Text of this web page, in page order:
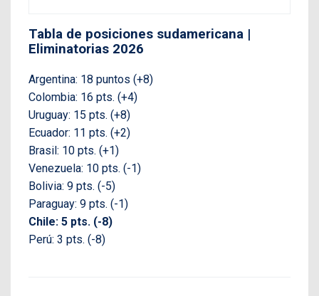
Tabla de posiciones sudamericana |
Eliminatorias 2026
Argentina: 18 puntos (+8)
Colombia: 16 pts. (+4)
Uruguay: 15 pts. (+8)
Ecuador: 11 pts. (+2)
Brasil: 10 pts. (+1)
Venezuela: 10 pts. (-1)
Bolivia: 9 pts. (-5)
Paraguay: 9 pts. (-1)
Chile: 5 pts. (-8)
Perú: 3 pts. (-8)